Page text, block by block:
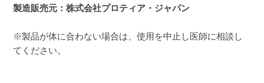
製造販売元：株式会社プロティア・ジャパン
※製品が体に合わない場合は、使用を中止し医師に相談し
てください。